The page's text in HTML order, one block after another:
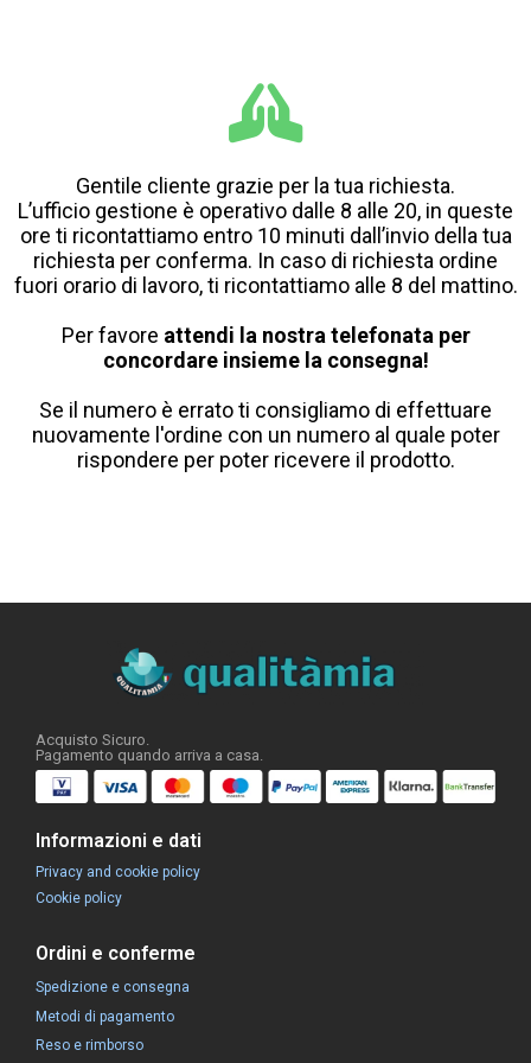
Gentile cliente grazie per la tua richiesta.
L’ufficio gestione è operativo dalle 8 alle 20, in queste
ore ti ricontattiamo entro 10 minuti dall’invio della tua
richiesta per conferma. In caso di richiesta ordine
fuori orario di lavoro, ti ricontattiamo alle 8 del mattino.
Per favore attendi la nostra telefonata per
concordare insieme la consegna!
Se il numero è errato ti consigliamo di effettuare
nuovamente l'ordine con un numero al quale poter
rispondere per poter ricevere il prodotto.
Acquisto Sicuro.
Pagamento quando arriva a casa.
Informazioni e dati
Privacy and cookie policy
Cookie policy
Ordini e conferme
Spedizione e consegna
Metodi di pagamento
Reso e rimborso